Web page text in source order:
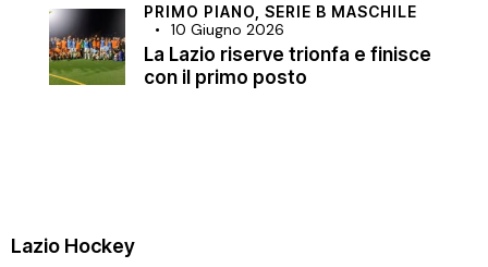
PRIMO PIANO, SERIE B MASCHILE
10 Giugno 2026
La Lazio riserve trionfa e finisce
con il primo posto
Lazio Hockey